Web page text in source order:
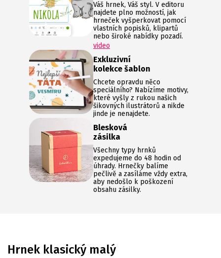
Váš hrnek, Váš styl. V editoru
najdete plno možností, jak
hrneček vyšperkovat pomocí
vlastních popisků, klipartů
nebo široké nabídky pozadí.
video
Exkluzivní
kolekce šablon
Chcete opravdu něco
speciálního? Nabízíme motivy,
které vyšly z rukou našich
šikovných ilustrátorů a nikde
jinde je nenajdete.
Blesková
zásilka
Všechny typy hrnků
expedujeme do 48 hodin od
úhrady. Hrnečky balíme
pečlivě a zasíláme vždy extra,
aby nedošlo k poškození
obsahu zásilky.
Hrnek klasický malý